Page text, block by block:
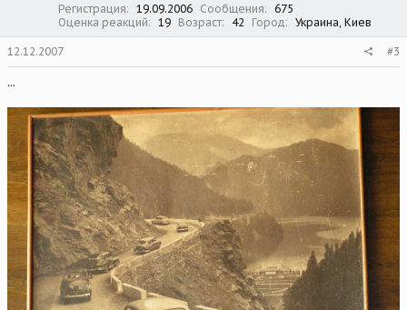
Регистрация 19.09.2006 Сообщения
675
Оценка реакций
19 Возраст 42 Город Украина, Киев
12.12.2007 #3
...